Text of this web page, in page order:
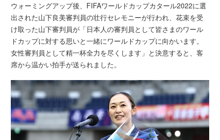
ウォーミングアップ後、FIFAワールドカップカタール2022に選
出された山下良美審判員の壮行セレモニーが行われ、花束を受
け取った山下審判員が「日本人の審判員として皆さまのワール
ドカップに対する思いと一緒にワールドカップに向かいます。
女性審判員として精一杯全力を尽くします」と決意すると、客
席から温かい拍手が送られました。